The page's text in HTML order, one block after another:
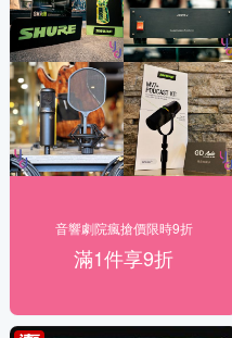
音響劇院瘋搶價限時9折
滿1件享9折